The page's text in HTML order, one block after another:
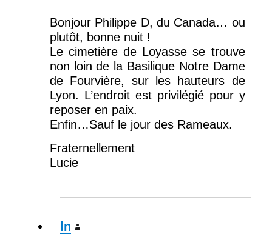
Bonjour Philippe D, du Canada… ou
plutôt, bonne nuit !
Le cimetière de Loyasse se trouve
non loin de la Basilique Notre Dame
de Fourvière, sur les hauteurs de
Lyon. L’endroit est privilégié pour y
reposer en paix.
Enfin…Sauf le jour des Rameaux.
Fraternellement
Lucie
ln